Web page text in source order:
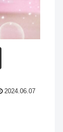
2024.06.07